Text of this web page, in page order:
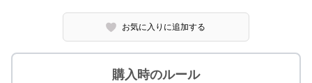
お気に入りに追加する
購入時のルール